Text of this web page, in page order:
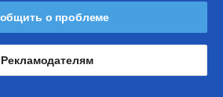
о проблеме
Рекламодателям